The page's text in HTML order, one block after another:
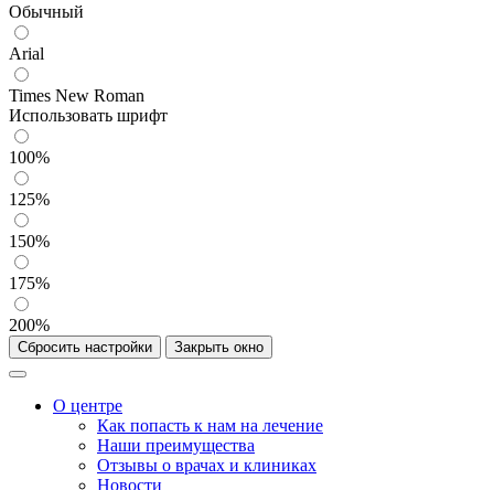
Обычный
Arial
Times New Roman
Использовать шрифт
100%
125%
150%
175%
200%
Сбросить настройки Закрыть окно
О центре
Как попасть к нам на лечение
Наши преимущества
Отзывы о врачах и клиниках
Новости